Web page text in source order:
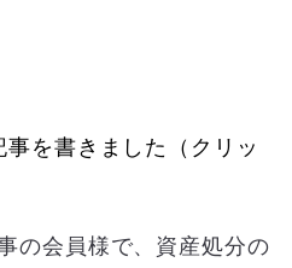
を書きました（クリッ
の会員様で、資産処分の